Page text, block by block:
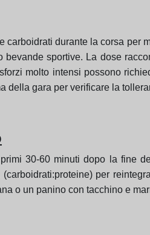
durante la corsa per
sportive. La dose
molto intensi possono
della gara per verificare la
30-60 minuti dopo la fine
per
o un panino con tacchino e